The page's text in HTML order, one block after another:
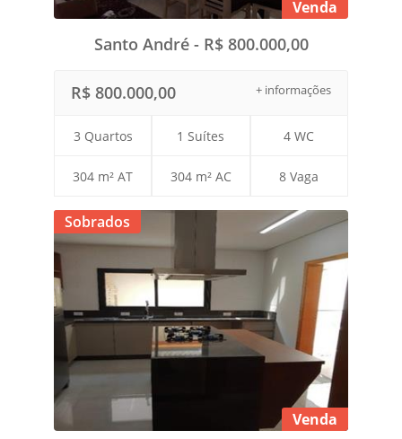
Venda
Santo André - R$ 800.000,00
+ informações
R$ 800.000,00
3 Quartos 1 Suítes 4 WC
304 m² AT 304 m² AC 8 Vaga
Sobrados
Venda